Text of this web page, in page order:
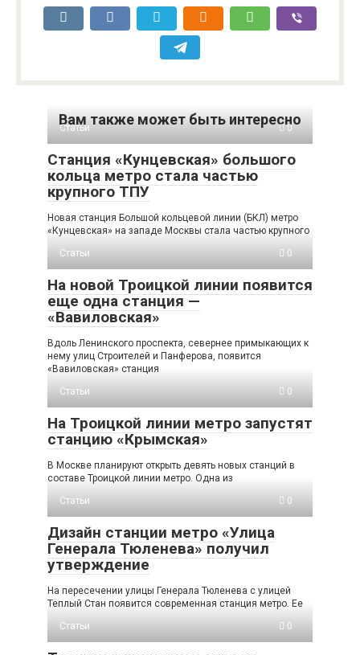
Вам также может быть интересно
Статьи 0
Станция «Кунцевская» большого
кольца метро стала частью
крупного ТПУ
Новая станция Большой кольцевой линии (БКЛ) метро
«Кунцевская» на западе Москвы стала частью крупного
Статьи
0
На новой Троицкой линии появится
еще одна станция —
«Вавиловская»
Вдоль Ленинского проспекта, севернее примыкающих к
нему улиц Строителей и Панферова, появится
«Вавиловская» станция
Статьи
0
На Троицкой линии метро запустят
станцию «Крымская»
В Москве планируют открыть девять новых станций в
составе Троицкой линии метро. Одна из
Статьи
0
Дизайн станции метро «Улица
Генерала Тюленева» получил
утверждение
На пересечении улицы Генерала Тюленева с улицей
Теплый Стан появится современная станция метро. Ее
Статьи
0